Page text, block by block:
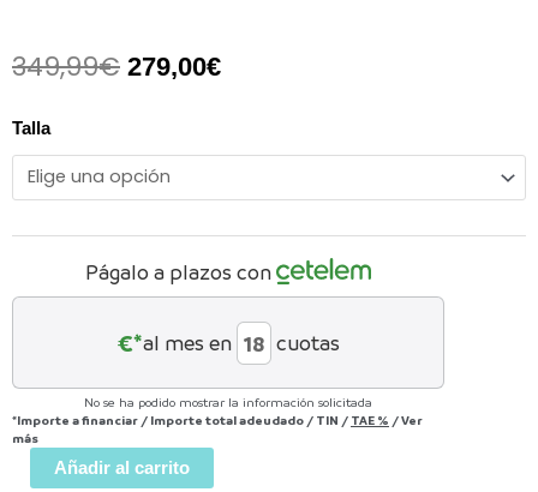
349,99€ El
era:
349,99€.
279,00€El
es:
Talla
Págalo a plazos con
€*al mes en cuotas
No se ha podido mostrar la información solicitada
*Importe a financiar / Importe total adeudado / TIN / TAE % /Ver
más
SUPER
DH
SPHERICAL
Azul
Mate/Rojo
2021
Añadir al carrito